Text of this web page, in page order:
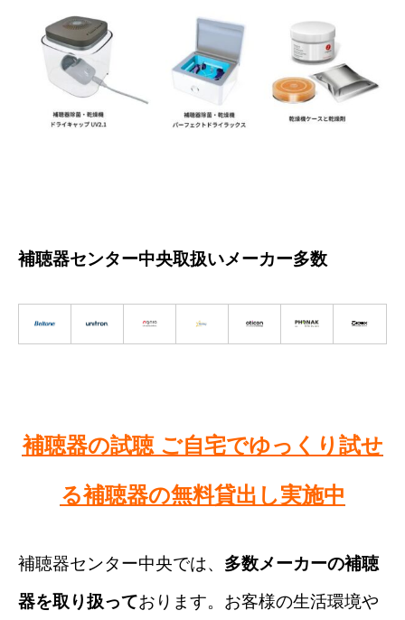
補聴器センター中央取扱いメーカー多数
補聴器の試聴 ご自宅でゆっくり試せ
る補聴器の無料貸出し実施中
補聴器センター中央では、 多数メーカーの補聴
器を取り扱っております。お客様の生活環境や